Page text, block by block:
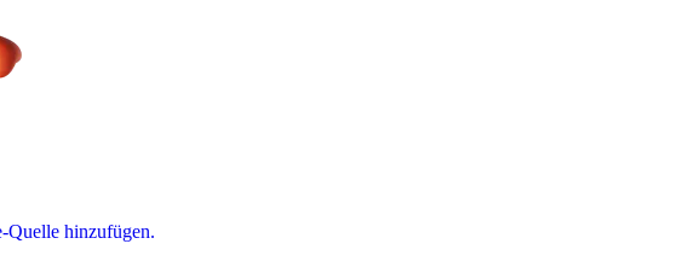
Quelle hinzufügen.